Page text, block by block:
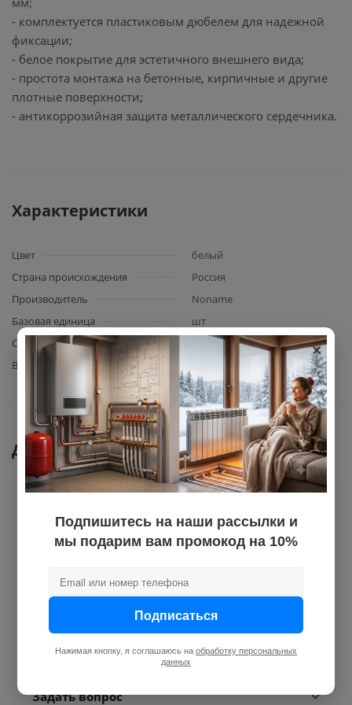
- комплектуется пластиковым дюбелем для надежной
фиксации;
- белое покрытие для эстетичного внешнего вида;
- простота монтажа на бетонные, кирпичные и другие
плотные поверхности;
- антикоррозийная защита металлического сердечника.
Характеристики
Цвет
белый
Страна происхождения
Россия
Производитель
Noname
Базовая единица
шт
Сфера применения
для секционных радиаторов
Вид арматуры
кронштейн радиаторный
Документы
Доставка
Отзывы
Задать вопрос
×
Подпишитесь на наши рассылки и
мы подарим вам промокод на 10%
Подписаться
Нажимая кнопку, я соглашаюсь на обработку персональных
данных